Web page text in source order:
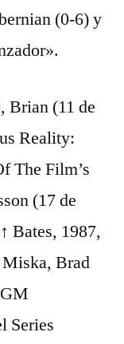
(0-6) y
Brian (11 de
Reality:
The Film’s
(17 de
Bates, 1987,
Miska, Brad
Series